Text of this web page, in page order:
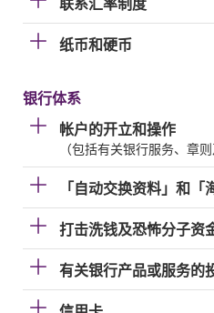
联系汇率制度
纸币和硬币
银行体系
帐户的开立和操作
（包括有关银行服务、章
「自动交换资料」和「
打击洗钱及恐怖分子资
有关银行产品或服务的